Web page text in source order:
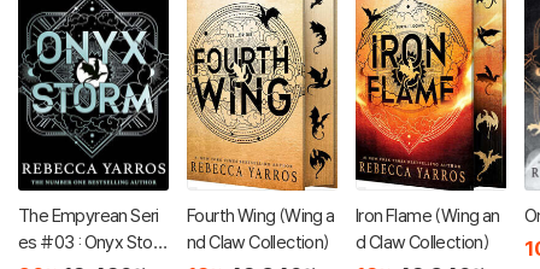
The Empyrean Seri
es #03 : Onyx Stor
Fourth Wing (Wing a
nd Claw Collection)
Iron Flame (Wing an
d Claw Collection)